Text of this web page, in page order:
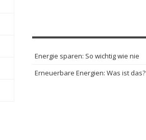
Energie sparen: So wichtig wie nie
Erneuerbare Energien: Was ist das?